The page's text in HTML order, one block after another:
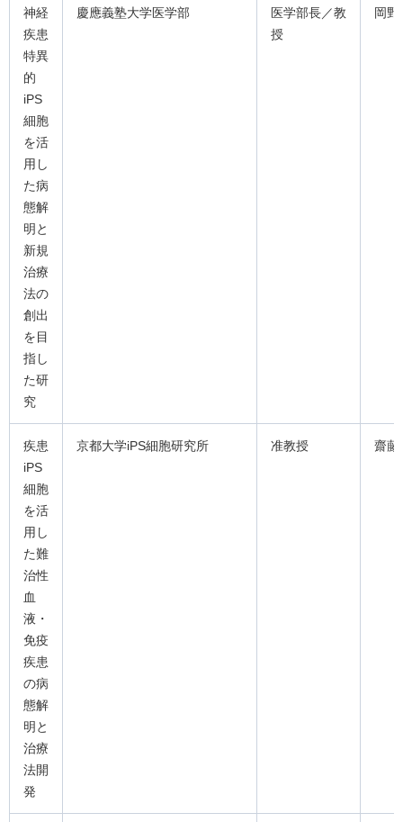
神経
疾患
特異
的
iPS
細胞
を活
用し
た病
態解
明と
新規
治療
法の
創出
を目
指し
た研
究
慶應義塾大学医学部
医学部長／教
授
岡
疾患
iPS
細胞
を活
用し
た難
治性
血
液・
免疫
疾患
の病
態解
明と
治療
法開
発
京都大学iPS細胞研究所 准教授 齋